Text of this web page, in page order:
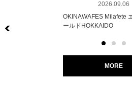
2026.09.06
OKINAWAFES Milafete
ールドHOKKAIDO
MORE